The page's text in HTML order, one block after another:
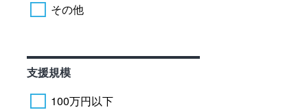
その他
支援規模
100万円以下